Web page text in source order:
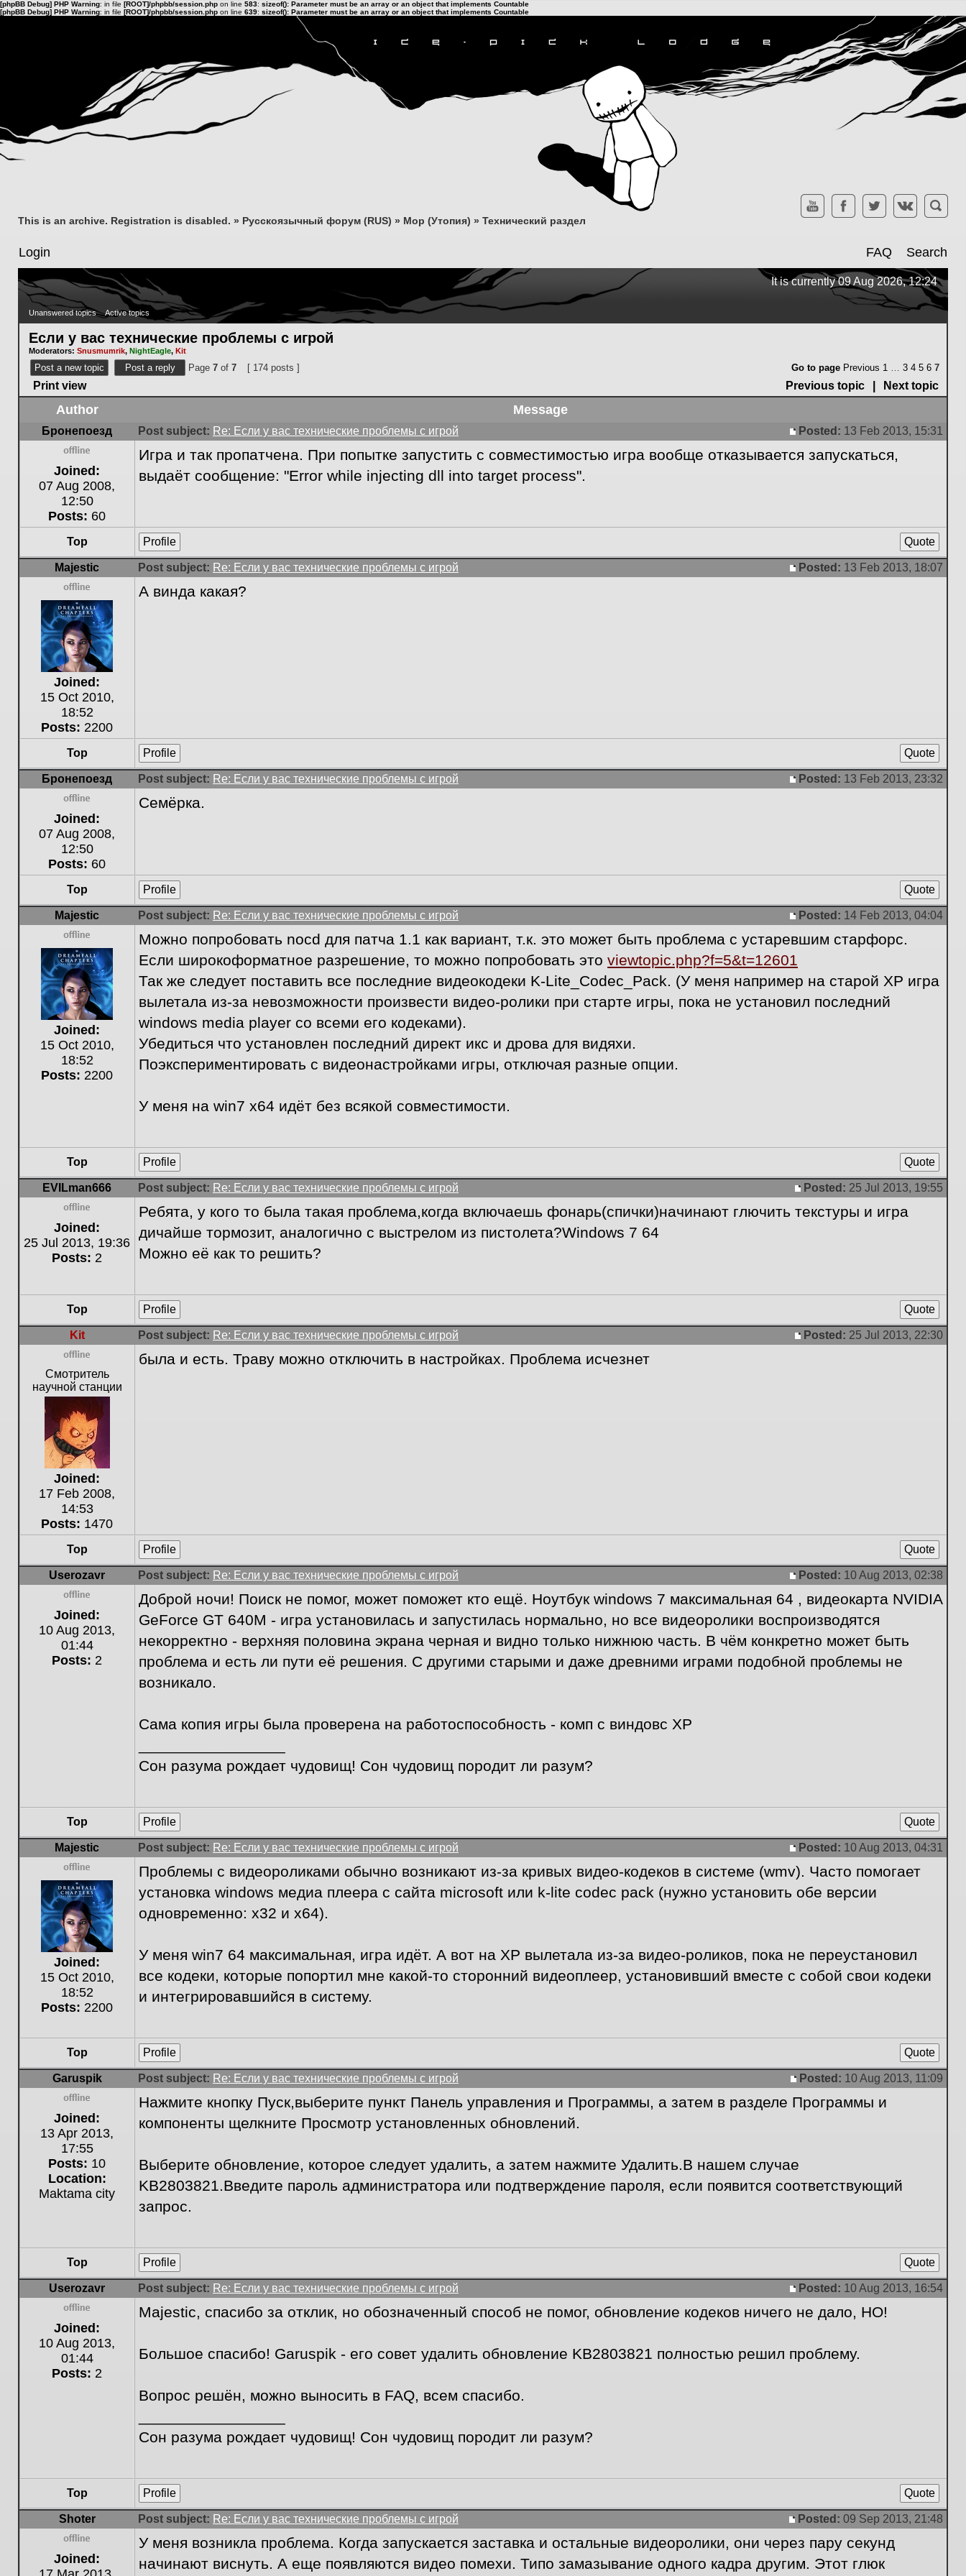
[phpBB Debug] PHP Warning: in file [ROOT]/phpbb/session.php on line 583: sizeof(): Parameter must be an array or an object that implements Countable
[phpBB Debug] PHP Warning: in file [ROOT]/phpbb/session.php on line 639: sizeof(): Parameter must be an array or an object that implements Countable
This is an archive. Registration is disabled. » Русскоязычный форум (RUS) » Мор (Утопия) » Технический раздел
Login FAQ Search
It is currently 09 Aug 2026, 12:24
Unanswered topics Active topics
Если у вас технические проблемы с игрой
Moderators: Snusmumrik, NightEagle, Kit
Post a new topic Post a reply Page 7 of 7 [ 174 posts ] Go to page Previous 1 … 3 4 5 6 7
Print view Previous topic Next topic
Author Message
Бронепоезд Post subject: Re: Если у вас технические проблемы с игрой
Post
Posted: 13 Feb 2013, 15:31
Offline
Joined:
07 Aug 2008,
12:50
Posts: 60
Игра и так пропатчена. При попытке запустить с совместимостью игра вообще отказывается запускаться,
выдаёт сообщение: "Error while injecting dll into target process".
Top Profile Quote
Majestic Post subject: Re: Если у вас технические проблемы с игрой
Post
Posted: 13 Feb 2013, 18:07
Offline
Joined:
15 Oct 2010,
18:52
Posts: 2200
А винда какая?
Top Profile Quote
Бронепоезд Post subject: Re: Если у вас технические проблемы с игрой
Post
Posted: 13 Feb 2013, 23:32
Offline
Joined:
07 Aug 2008,
12:50
Posts: 60
Семёрка.
Top Profile Quote
Majestic Post subject: Re: Если у вас технические проблемы с игрой
Post
Posted: 14 Feb 2013, 04:04
Offline
Joined:
15 Oct 2010,
18:52
Posts: 2200
Можно попробовать nocd для патча 1.1 как вариант, т.к. это может быть проблема с устаревшим старфорс.
Если широкоформатное разрешение, то можно попробовать это viewtopic.php?f=5&t=12601
Так же следует поставить все последние видеокодеки K-Lite_Codec_Pack. (У меня например на старой ХР игра
вылетала из-за невозможности произвести видео-ролики при старте игры, пока не установил последний
windows media player со всеми его кодеками).
Убедиться что установлен последний директ икс и дрова для видяхи.
Поэкспериментировать с видеонастройками игры, отключая разные опции.
У меня на win7 х64 идёт без всякой совместимости.
Top Profile Quote
EVILman666 Post subject: Re: Если у вас технические проблемы с игрой
Post
Posted: 25 Jul 2013, 19:55
Offline
Joined:
25 Jul 2013, 19:36
Posts: 2
Ребята, у кого то была такая проблема,когда включаешь фонарь(спички)начинают глючить текстуры и игра
дичайше тормозит, аналогично с выстрелом из пистолета?Windows 7 64
Можно её как то решить?
Top Profile Quote
Kit Post subject: Re: Если у вас технические проблемы с игрой
Post
Posted: 25 Jul 2013, 22:30
Offline
Смотритель
научной станции
Joined:
17 Feb 2008,
14:53
Posts: 1470
была и есть. Траву можно отключить в настройках. Проблема исчезнет
Top Profile Quote
Userozavr Post subject: Re: Если у вас технические проблемы с игрой
Post
Posted: 10 Aug 2013, 02:38
Offline
Joined:
10 Aug 2013,
01:44
Posts: 2
Доброй ночи! Поиск не помог, может поможет кто ещё. Ноутбук windows 7 максимальная 64 , видеокарта NVIDIA
GeForce GT 640M - игра установилась и запустилась нормально, но все видеоролики воспроизводятся
некорректно - верхняя половина экрана черная и видно только нижнюю часть. В чём конкретно может быть
проблема и есть ли пути её решения. С другими старыми и даже древними играми подобной проблемы не
возникало.
Сама копия игры была проверена на работоспособность - комп с виндовс ХР
Сон разума рождает чудовищ! Сон чудовищ породит ли разум?
Top Profile Quote
Majestic Post subject: Re: Если у вас технические проблемы с игрой
Post
Posted: 10 Aug 2013, 04:31
Offline
Joined:
15 Oct 2010,
18:52
Posts: 2200
Проблемы с видеороликами обычно возникают из-за кривых видео-кодеков в системе (wmv). Часто помогает
установка windows медиа плеера с сайта microsoft или k-lite codec pack (нужно установить обе версии
одновременно: х32 и х64).
У меня win7 64 максимальная, игра идёт. А вот на ХР вылетала из-за видео-роликов, пока не переустановил
все кодеки, которые попортил мне какой-то сторонний видеоплеер, установивший вместе с собой свои кодеки
и интегрировавшийся в систему.
Top Profile Quote
Garuspik Post subject: Re: Если у вас технические проблемы с игрой
Post
Posted: 10 Aug 2013, 11:09
Offline
Joined:
13 Apr 2013,
17:55
Posts: 10
Location:
Maktama city
Нажмите кнопку Пуск,выберите пункт Панель управления и Программы, а затем в разделе Программы и
компоненты щелкните Просмотр установленных обновлений.
Выберите обновление, которое следует удалить, а затем нажмите Удалить.В нашем случае
KB2803821.Введите пароль администратора или подтверждение пароля, если появится соответствующий
запрос.
Top Profile Quote
Userozavr Post subject: Re: Если у вас технические проблемы с игрой
Post
Posted: 10 Aug 2013, 16:54
Offline
Joined:
10 Aug 2013,
01:44
Posts: 2
Majestic, спасибо за отклик, но обозначенный способ не помог, обновление кодеков ничего не дало, НО!
Большое спасибо! Garuspik - его совет удалить обновление KB2803821 полностью решил проблему.
Вопрос решён, можно выносить в FAQ, всем спасибо.
Сон разума рождает чудовищ! Сон чудовищ породит ли разум?
Top Profile Quote
Shoter Post subject: Re: Если у вас технические проблемы с игрой
Post
Posted: 09 Sep 2013, 21:48
Offline
Joined:
У меня возникла проблема. Когда запускается заставка и остальные видеоролики, они через пару секунд
начинают виснуть. А еще появляются видео помехи. Типо замазывание одного кадра другим. Этот глюк